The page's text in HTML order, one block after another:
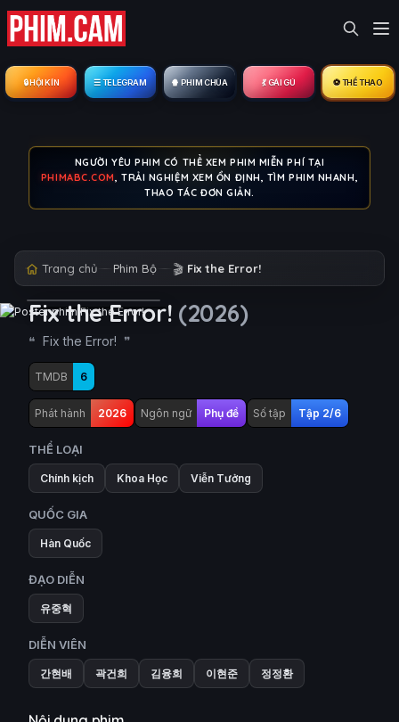
🔒︎ HỘI KÍN ☰ TELEGRAM 🍿 PHIM CHÙA 💃 GÁI GÚ ⚽ THỂ THAO
NGƯỜI YÊU PHIM CÓ THỂ XEM PHIM MIỄN PHÍ TẠI
PHIMABC.COM, TRẢI NGHIỆM XEM ỔN ĐỊNH, TÌM PHIM NHANH,
THAO TÁC ĐƠN GIẢN.
Trang chủ Phim Bộ 🎬 Fix the Error!
Fix the Error! (2026)
Fix the Error!
TMDB 6
Phát hành 2026 Ngôn ngữ Phụ đề Số tập Tập 2/6
THỂ LOẠI
Chính kịch Khoa Học Viễn Tưởng
QUỐC GIA
Hàn Quốc
ĐẠO DIỄN
유중혁
DIỄN VIÊN
간현배 곽건희 김융희 이현준 정정환